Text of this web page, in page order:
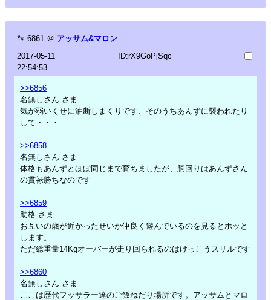
🐾 6861 ＠ アッサム&マロン
2017-05-11
22:54:53
ID:rX9GoPjSqc
>>6856
名無しさん さま
気が弱いくせに油断しまくりです、そのうちあんずに襲われたり
して・・・
>>6858
名無しさん さま
体格もあんずとほぼ同じまで育ちましたが、胴回りはあんずさん
の貫禄勝ちなのです
>>6859
助格 さま
お互いの歳が近かったせいか仲良く遊んでいるのを見るとホッと
します。
ただ総重量14Kgオーバーが走り回られるのはけっこうスリルです
>>6860
名無しさん さま
ここは歴代フッサラー達のご飯ねだり場所です。アッサムとマロ